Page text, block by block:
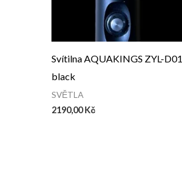
Svítilna AQUAKINGS ZYL-D01
black
SVĚTLA
2190,00Kč